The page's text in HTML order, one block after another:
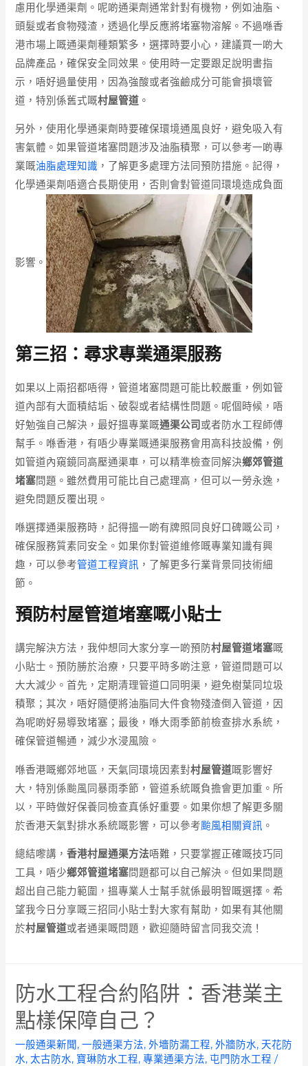
慮用化學通渠劑。呢啲通渠劑通常針對有機物，例如油脂、
頭髮或者食物殘渣，透過化學反應將堵塞物溶解。不過喺香
港市場上嘅通渠劑種類繁多，選擇時要小心，建議買一啲大
品牌產品，確保安全同效果。使用時一定要跟足說明書指
示，唔好過量使用，因為強酸或者強鹼成分可能會損壞管
道，特別係舊式嘅村屋管道 。
另外，使用化學通渠劑時要確保環境通風良好，避免吸入有
害氣體。如果管道堵塞問題涉及油脂積聚，可以參考一啲專
業嘅油脂處理知識 ，了解更多處理方法同預防措施。記得，
化學通渠劑唔適合長期使用，否則會對管道同環境造成負面
影響。
第三招：尋求專業通渠服務
如果以上兩招都唔得，管道堵塞問題可能比較嚴重，例如管
道內部有大面積結垢、破裂或者結構性問題。呢個時候，唔
好勉強自己解決，最好搵專業嘅通渠公司 或者防水工程師傅
幫手。喺香港，有唔少專業嘅通渠服務會用高科技設備，例
如管道內窺鏡同高壓通渠車，可以精準檢查同解決鄉郊管道
堵塞問題。雖然費用可能比自己處理高，但可以一勞永逸，
避免問題反覆出現。
喺選擇通渠服務時，記得搵一啲有牌照同良好口碑嘅公司，
確保服務質素同安全。如果你對管道維修嘅專業知識有興
趣，可以參考管道工程資訊 ，了解更多行業背景同技術細
節。
預防村屋管道堵塞嘅小貼士
講完解決方法，我仲想同大家分享一啲預防村屋管道堵塞嘅
小貼士。預防勝於治療，只要平時多啲注意，管道問題可以
大大減少。首先，定期清理管道口同明渠，避免樹葉同垃圾
積聚；其次，唔好隨便將油脂同大件食物殘渣倒入管道，因
為呢啲好易導致堵塞；最後，喺大雨季節前檢查排水系統，
確保管道暢通，減少水浸風險。
喺香港嘅鄉郊地區，天氣同環境因素對村屋管道嘅影響好
大，特別係颱風同暴雨季節，管道系統嘅負擔會更加重。所
以，平時做好保養同檢查真係好重要。如果你想了解更多關
於香港天氣對排水系統嘅影響，可以參考颱風相關資訊 。
總結嚟講，香港村屋通渠方法唔難，只要掌握正確嘅技巧同
工具，唔少鄉郊管道堵塞問題都可以自己解決。但如果問題
超出自己能力範圍，搵專業人士幫手就係最明智嘅選擇。希
望我今日分享嘅三招同小貼士對大家有幫助，如果有其他關
於村屋管道或者通渠嘅問題，歡迎隨時留言同我交流！
防水工程合約陷阱：香港業主
點樣保障自己？
一般通渠新聞,一般通渠方法,外墻防漏工程,外牆防水, 天花防
水,太古防水, 寶琳防水工程,專業通渠方法, 屯門防水工程 /